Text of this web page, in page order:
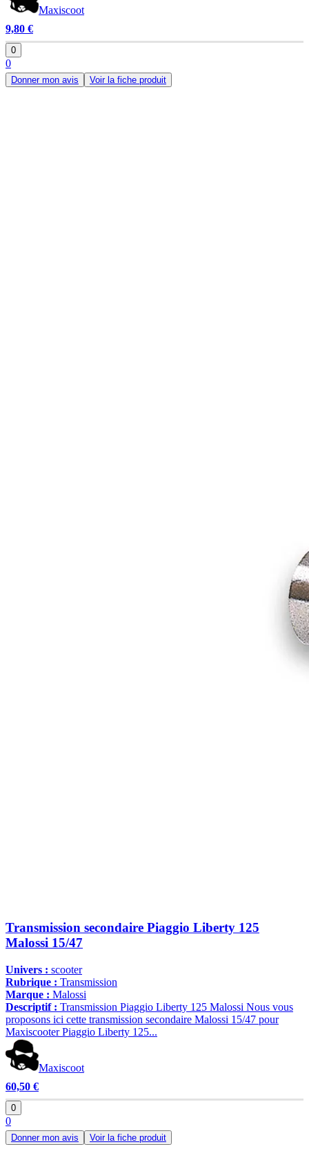
Maxiscoot
9,80 €
0
0
Donner mon avis Voir la fiche produit
Transmission secondaire Piaggio Liberty 125
Malossi 15/47
Univers : scooter
Rubrique : Transmission
Marque : Malossi
Descriptif : Transmission Piaggio Liberty 125 Malossi Nous vous
proposons ici cette transmission secondaire Malossi 15/47 pour
Maxiscooter Piaggio Liberty 125...
Maxiscoot
60,50 €
0
0
Donner mon avis Voir la fiche produit